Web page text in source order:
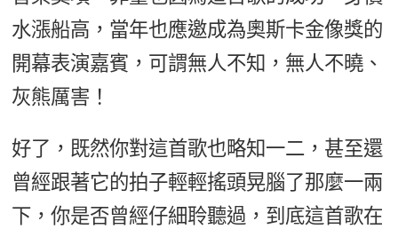
水漲船高，當年也應邀成為奧斯卡金像獎的
開幕表演嘉賓，可謂無人不知，無人不曉、
灰熊厲害！
好了，既然你對這首歌也略知一二，甚至還
曾經跟著它的拍子輕輕搖頭晃腦了那麼一兩
下，你是否曾經仔細聆聽過，到底這首歌在